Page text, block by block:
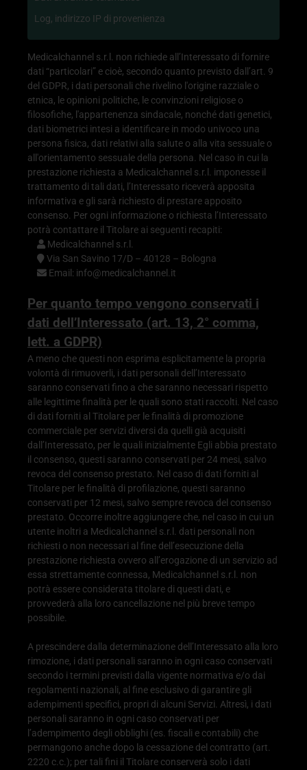
Log, indirizzo IP di provenienza
Medicalchannel s.r.l. non richiede all’Interessato di fornire
dati “particolari” e cioè, secondo quanto previsto dall’art. 9
del GDPR, i dati personali che rivelino l'origine razziale o
etnica, le opinioni politiche, le convinzioni religiose o
filosofiche, l'appartenenza sindacale, nonché dati genetici,
dati biometrici intesi a identificare in modo univoco una
persona fisica, dati relativi alla salute o alla vita sessuale o
all'orientamento sessuale della persona. Nel caso in cui la
prestazione richiesta a Medicalchannel s.r.l. imponesse il
trattamento di tali dati, l’Interessato riceverà apposita
informativa e gli sarà richiesto di prestare apposito
consenso. Per ogni informazione o richiesta l’Interessato
potrà contattare il Titolare ai seguenti recapiti:
Medicalchannel s.r.l.
Via San Savino 17/D – 40128 – Bologna
Email: info@medicalchannel.it
Per quanto tempo vengono conservati i
dati dell’Interessato (art. 13, 2° comma,
lett. a GDPR)
A meno che questi non esprima esplicitamente la propria
volontà di rimuoverli, i dati personali dell’Interessato
saranno conservati fino a che saranno necessari rispetto
alle legittime finalità per le quali sono stati raccolti. Nel caso
di dati forniti al Titolare per le finalità di promozione
commerciale per servizi diversi da quelli già acquisiti
dall’Interessato, per le quali inizialmente Egli abbia prestato
il consenso, questi saranno conservati per 24 mesi, salvo
revoca del consenso prestato. Nel caso di dati forniti al
Titolare per le finalità di profilazione, questi saranno
conservati per 12 mesi, salvo sempre revoca del consenso
prestato. Occorre inoltre aggiungere che, nel caso in cui un
utente inoltri a Medicalchannel s.r.l. dati personali non
richiesti o non necessari al fine dell’esecuzione della
prestazione richiesta ovvero all’erogazione di un servizio ad
essa strettamente connessa, Medicalchannel s.r.l. non
potrà essere considerata titolare di questi dati, e
provvederà alla loro cancellazione nel più breve tempo
possibile.
A prescindere dalla determinazione dell’Interessato alla loro
rimozione, i dati personali saranno in ogni caso conservati
secondo i termini previsti dalla vigente normativa e/o dai
regolamenti nazionali, al fine esclusivo di garantire gli
adempimenti specifici, propri di alcuni Servizi. Altresì, i dati
personali saranno in ogni caso conservati per
l’adempimento degli obblighi (es. fiscali e contabili) che
permangono anche dopo la cessazione del contratto (art.
2220 c.c.); per tali fini il Titolare conserverà solo i dati